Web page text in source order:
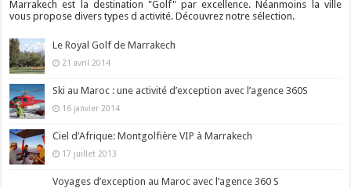
Marrakech est la destination "Golf" par excellence. Néanmoins la ville
vous propose divers types d activité. Découvrez notre sélection.
Le Royal Golf de Marrakech
21 avril 2014
Ski au Maroc : une activité d’exception avec l’agence 360S
16 janvier 2014
Ciel d’Afrique: Montgolfière VIP à Marrakech
17 juillet 2013
Voyages d’exception au Maroc avec l’agence 360 S